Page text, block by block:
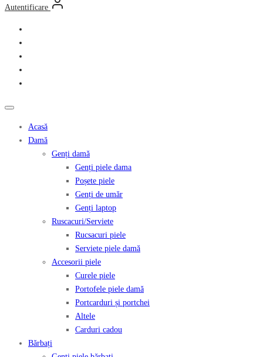
Autentificare
Acasă
Damă
Genți damă
Genți piele dama
Poșete piele
Genți de umăr
Genți laptop
Ruscacuri/Serviete
Rucsacuri piele
Serviete piele damă
Accesorii piele
Curele piele
Portofele piele damă
Portcarduri și portchei
Altele
Carduri cadou
Bărbați